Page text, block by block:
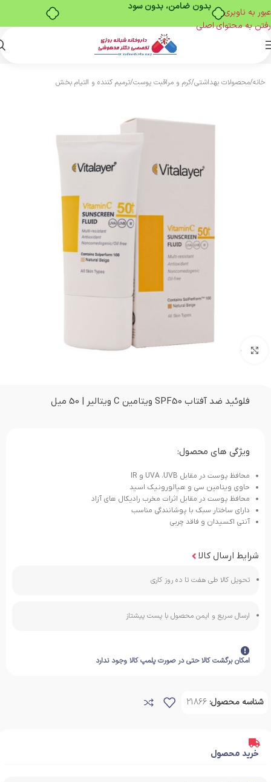
بدون ضامن، بدون سود
عبور به ناوبری
رفتن به محتوای اصلی
خانه/محصولات بهداشتی/کرم و مراقبت پوست/ترمیم کننده و التیام بخش
بزرگنمایی تصویر
فلوئید ضد آفتاب SPF50 ویتامین C ویتالیر | 50 میل
ویژگی های محصول:
محافظ پوست در مقابل UVA ،UVB و IR
حاوی ویتامین سی و هیالورونیک اسید
محافظ پوست در مقابل اثرات مخرب رادیکال های آزاد
دارای ساختار سبک با پوشانندگی مناسب
آنتی اکسیدان و فاقد چربی
شرایط ارسال کالا
تحویل کالا طی هفت تا ده روز کاری
ارسال سریع و ایمن محصول با پست پیشتاز
امکان برگشت کالا حتی در صورت پلمپ کالا وجود ندارد
شناسه محصول: 21866
خرید محصول